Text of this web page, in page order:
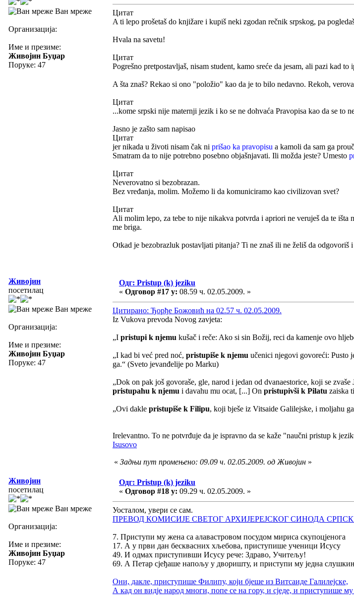
Ван мреже
Организација:
Име и презиме:
Живојин Буџар
Поруке: 47
Цитат
A ti lepo prošetaš do knjižare i kupiš neki zgodan rečnik srpskog, pa
Hvala na savetu!
Цитат
Pogrešno pretpostavljaš, nisam student, kamo sreće da jesam, ali pazi kad to
A šta znaš? Rekao si ono "položio" kao da je to bilo nedavno. Rekoh,
Цитат
...kome srpski nije maternji jezik i ko se ne dohvaća Pravopisa kao da se to
Jasno je zašto sam napisao
Цитат
jer nikada u životi nisam čak ni prišao ka pravopisu a kamoli da sam ga
Smatram da to nije potrebno posebno objašnjavati. Ili možda jeste? Umesto
Цитат
Neverovatno si bezobrazan.
Bez vređanja, molim. Možemo li da komuniciramo kao civilizovan svet?
Цитат
Ali molim lepo, za tebe to nije nikakva potvrda i apriori ne veruješ da te
me briga.
Otkad je bezobrazluk postavljati pitanja? Ti ne znaš ili ne želiš da
Живојин
посетилац
Ван мреже
Организација:
Име и презиме:
Живојин Буџар
Поруке: 47
Одг: Pristup (k) jeziku
« Одговор #17 у: 08.59 ч. 02.05.2009. »
Цитирано: Ђорђе Божовић на 02.57 ч. 02.05.2009.
Iz Vukova prevoda Novog zavjeta:
„I pristupi k njemu kušač i reče: Ako si sin Božij, reci da kamenje ovo
„I kad bi već pred noć, pristupiše k njemu učenici njegovi govoreći: Pusto
ga.“ (Sveto jevanđelije po Marku)
„Dok on pak još govoraše, gle, narod i jedan od dvanaestorice, koji se zvaše
pristupahu k njemu i davahu mu ocat, [...] On pristupivši k Pilatu zaiska
„Ovi dakle pristupiše k Filipu, koji bješe iz Vitsaide Galilejske, i moljahu
Irelevantno. To ne potvrđuje da je ispravno da se kaže "naučni pristup k
Isusovo
« Задњи пут промењено: 09.09 ч. 02.05.2009. од Живојин »
Живојин
посетилац
Ван мреже
Организација:
Име и презиме:
Живојин Буџар
Поруке: 47
Одг: Pristup (k) jeziku
« Одговор #18 у: 09.29 ч. 02.05.2009. »
Уосталом, увери се сам.
ПРЕВОД КОМИСИЈЕ СВЕТОГ АРХИЈЕРЕЈСКОГ СИНОДА
7. Приступи му жена са алавастровом посудом мириса скупоцјенога
17. А у први дан бесквасних хљебова, приступише ученици Исусу
49. И одмах приступивши Исусу рече: Здраво, Учитељу!
69. А Петар сјеђаше напољу у дворишту, и приступи му једна
Они, дакле, приступише Филипу, који бјеше из Витсаиде Галилејске,
А кад он видје народ многи, попе се на гору, и сједе, и приступише